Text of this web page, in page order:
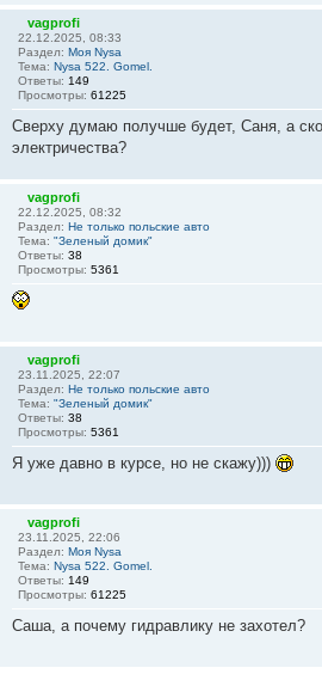
vagprofi
22.12.2025, 08:33
Раздел: Моя Nysa
Тема: Nysa 522. Gomel.
Ответы: 149
Просмотры: 61225
Сверху думаю получше будет, Саня, а
электричества?
vagprofi
22.12.2025, 08:32
Раздел: Не только польские авто
Тема: "Зеленый домик"
Ответы: 38
Просмотры: 5361
vagprofi
23.11.2025, 22:07
Раздел: Не только польские авто
Тема: "Зеленый домик"
Ответы: 38
Просмотры: 5361
Я уже давно в курсе, но не скажу)))
vagprofi
23.11.2025, 22:06
Раздел: Моя Nysa
Тема: Nysa 522. Gomel.
Ответы: 149
Просмотры: 61225
Саша, а почему гидравлику не захотел?